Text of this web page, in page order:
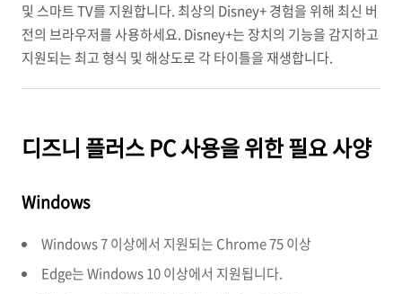
및 스마트 TV를 지원합니다. 최상의 Disney+ 경험을 위해 최신 버
전의 브라우저를 사용하세요. Disney+는 장치의 기능을 감지하고
지원되는 최고 형식 및 해상도로 각 타이틀을 재생합니다.
디즈니 플러스 PC 사용을 위한 필요 사양
Windows
Windows 7 이상에서 지원되는 Chrome 75 이상
Edge는 Windows 10 이상에서 지원됩니다.